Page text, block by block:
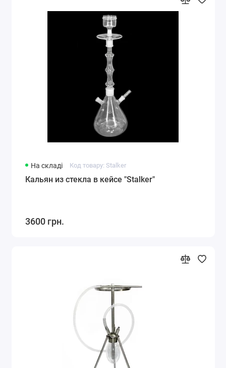
На складі Код товару: Stalker
Кальян из стекла в кейсе "Stalker"
3600 грн.